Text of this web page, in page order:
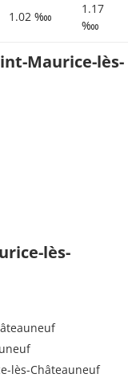
1.02 ‱
1.17
‱
Maurice-lès-
lès-
lès-Châteauneuf